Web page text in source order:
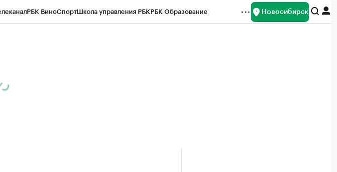
РБК ВиноСпортШкола управления РБКРБК Образование Новосибирск